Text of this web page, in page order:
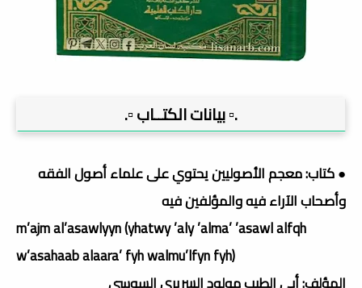
.▫️ بيانات الكتــاب ▫️.
● كتاب: معجم الأصوليين يحتوي على علماء أصول الفقه
وأصحاب الآراء فيه والمؤلفين فيه
m’ajm al’asawlyyn (yhatwy ’aly ’alma’ ’asawl alfqh
w’asahaab alaara’ fyh walmu’lfyn fyh)